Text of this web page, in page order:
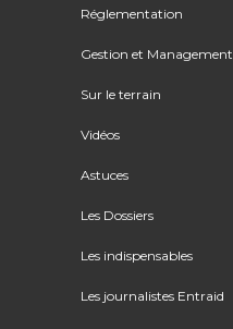
Réglementation
Gestion et Management
Sur le terrain
Vidéos
Astuces
Les Dossiers
Les indispensables
Les journalistes Entraid